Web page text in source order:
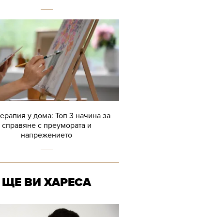
у дома: Топ 3 начина за
справяне с преумората и
напрежението
ЩЕ ВИ ХАРЕСА